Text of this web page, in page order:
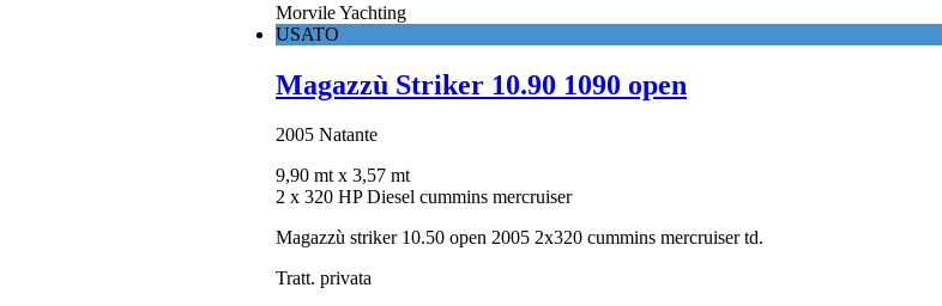
Morvile Yachting
USATO
Magazzù Striker 10.90 1090 open
2005 Natante
9,90 mt x 3,57 mt
2 x 320 HP Diesel cummins mercruiser
Magazzù striker 10.50 open 2005 2x320 cummins mercruiser td.
Tratt. privata